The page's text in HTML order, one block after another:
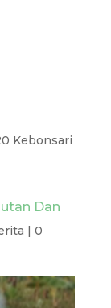
Kebonsari
Dan
| 0